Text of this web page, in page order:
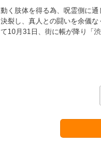
動く肢体を得る為、呪霊側に
決裂し、真人との闘いを余儀
て10月31日、街に帳が降り「